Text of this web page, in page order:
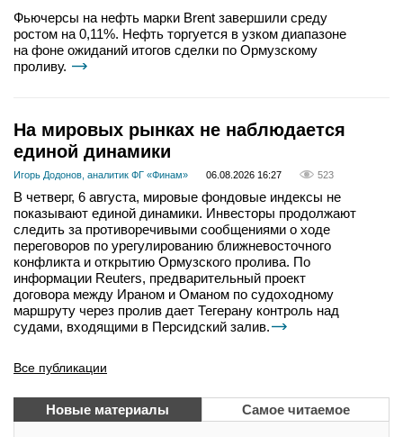
Фьючерсы на нефть марки Brent завершили среду
ростом на 0,11%. Нефть торгуется в узком диапазоне
на фоне ожиданий итогов сделки по Ормузскому
проливу.
На мировых рынках не наблюдается
единой динамики
Игорь Додонов, аналитик ФГ «Финам» 06.08.2026 16:27 523
В четверг, 6 августа, мировые фондовые индексы не
показывают единой динамики. Инвесторы продолжают
следить за противоречивыми сообщениями о ходе
переговоров по урегулированию ближневосточного
конфликта и открытию Ормузского пролива. По
информации Reuters, предварительный проект
договора между Ираном и Оманом по судоходному
маршруту через пролив дает Тегерану контроль над
судами, входящими в Персидский залив.
Все публикации
Новые материалы Самое читаемое